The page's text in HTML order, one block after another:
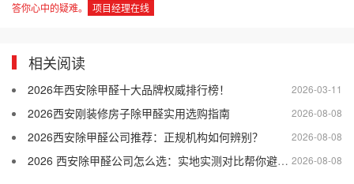
答你心中的疑难。
项目经理在线
相关阅读
2026-03-11
2026年西安除甲醛十大品牌权威排行榜！
2026-08-08
2026西安刚装修房子除甲醛实用选购指南
2026-08-08
2026西安除甲醛公司推荐：正规机构如何辨别？
2026-08-08
2026 西安除甲醛公司怎么选：实地实测对比帮你避开差商家